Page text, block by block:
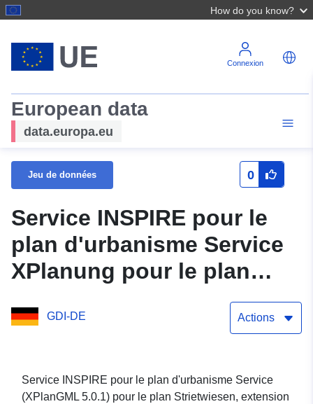
How do you know?
Connexion
European data
data.europa.eu
Jeu de données 0
Service INSPIRE pour le
plan d'urbanisme Service
XPlanung pour le plan
Strietwiesen, extension V
(ancienne) (XPlanGML
GDI-DE Actions
Service INSPIRE pour le plan d'urbanisme Service
(XPlanGML 5.0.1) pour le plan Strietwiesen, extension